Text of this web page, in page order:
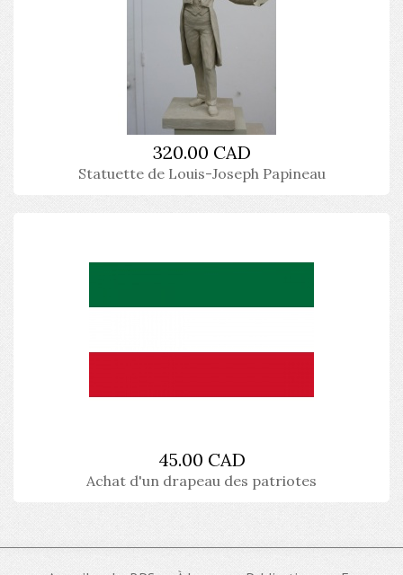
320.00 CAD
Statuette de Louis-Joseph Papineau
45.00 CAD
Achat d'un drapeau des patriotes